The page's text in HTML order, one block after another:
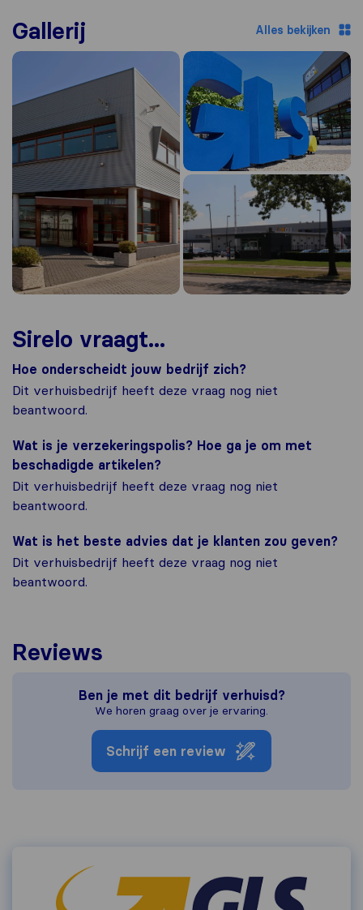
Gallerij Alles bekijken
Sirelo vraagt...
Hoe onderscheidt jouw bedrijf zich?
Dit verhuisbedrijf heeft deze vraag nog niet
beantwoord.
Wat is je verzekeringspolis? Hoe ga je om met
beschadigde artikelen?
Dit verhuisbedrijf heeft deze vraag nog niet
beantwoord.
Wat is het beste advies dat je klanten zou geven?
Dit verhuisbedrijf heeft deze vraag nog niet
beantwoord.
Reviews
Ben je met dit bedrijf verhuisd?
We horen graag over je ervaring.
Schrijf een review